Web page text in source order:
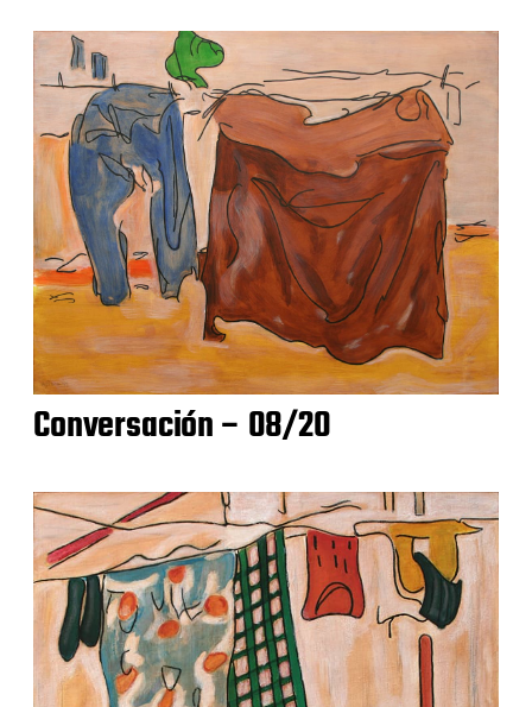
Conversación – 08/20